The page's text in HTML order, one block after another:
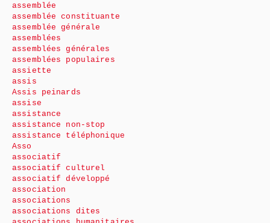
assemblée
assemblée constituante
assemblée générale
assemblées
assemblées générales
assemblées populaires
assiette
assis
Assis peinards
assise
assistance
assistance non-stop
assistance téléphonique
Asso
associatif
associatif culturel
associatif développé
association
associations
associations dites